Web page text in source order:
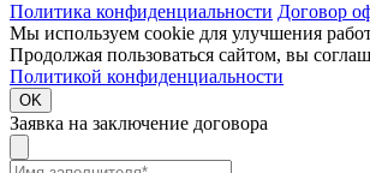
Политика конфиденциальности Договор
Мы используем cookie для улучшения
Продолжая пользоваться сайтом, вы
Политикой конфиденциальности
OK
Заявка на заключение договора